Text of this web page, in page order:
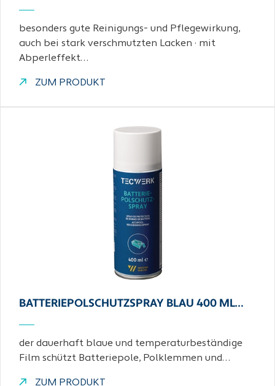
besonders gute Reinigungs- und Pflegewirkung,
auch bei stark verschmutzten Lacken · mit
Abperleffekt…
ZUM PRODUKT
BATTERIEPOLSCHUTZSPRAY BLAU 400 ML…
der dauerhaft blaue und temperaturbeständige
Film schützt Batteriepole, Polklemmen und…
ZUM PRODUKT